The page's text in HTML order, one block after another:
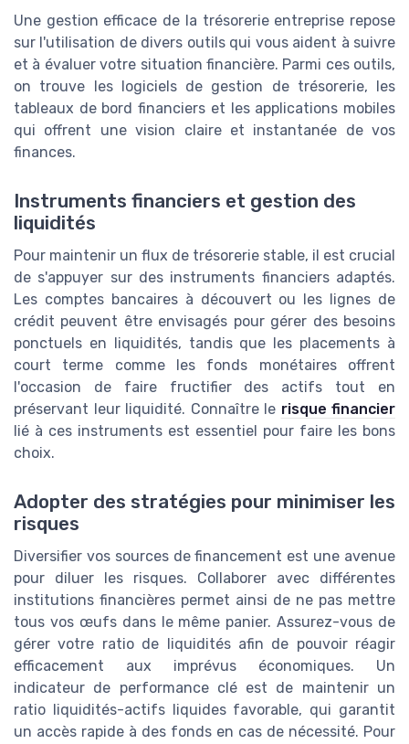
Une gestion efficace de la trésorerie entreprise repose
sur l'utilisation de divers outils qui vous aident à suivre
et à évaluer votre situation financière. Parmi ces outils,
on trouve les logiciels de gestion de trésorerie, les
tableaux de bord financiers et les applications mobiles
qui offrent une vision claire et instantanée de vos
finances.
Instruments financiers et gestion des
liquidités
Pour maintenir un flux de trésorerie stable, il est crucial
de s'appuyer sur des instruments financiers adaptés.
Les comptes bancaires à découvert ou les lignes de
crédit peuvent être envisagés pour gérer des besoins
ponctuels en liquidités, tandis que les placements à
court terme comme les fonds monétaires offrent
l'occasion de faire fructifier des actifs tout en
préservant leur liquidité. Connaître le risque financier
lié à ces instruments est essentiel pour faire les bons
choix.
Adopter des stratégies pour minimiser les
risques
Diversifier vos sources de financement est une avenue
pour diluer les risques. Collaborer avec différentes
institutions financières permet ainsi de ne pas mettre
tous vos œufs dans le même panier. Assurez-vous de
gérer votre ratio de liquidités afin de pouvoir réagir
efficacement aux imprévus économiques. Un
indicateur de performance clé est de maintenir un
ratio liquidités-actifs liquides favorable, qui garantit
un accès rapide à des fonds en cas de nécessité. Pour